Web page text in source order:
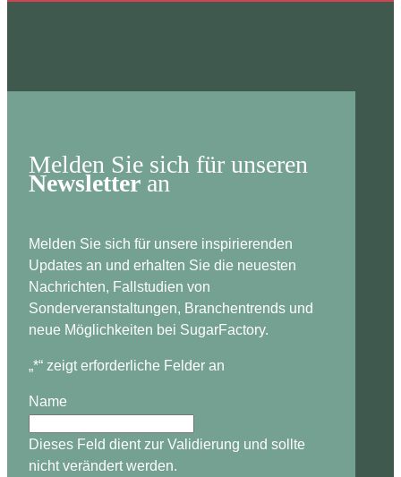
Melden Sie sich für unseren
Newsletter an
Melden Sie sich für unsere inspirierenden
Updates an und erhalten Sie die neuesten
Nachrichten, Fallstudien von
Sonderveranstaltungen, Branchentrends und
neue Möglichkeiten bei SugarFactory.
„*“ zeigt erforderliche Felder an
Name
Dieses Feld dient zur Validierung und sollte
nicht verändert werden.